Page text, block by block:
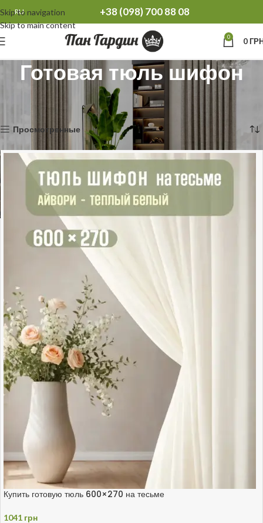
Skip to navigation
Skip to main content
RU +38 (098) 700 88 08
0 0
Готовая тюль шифон
Готовая тюль шифон
Отображение 1–12 из 40
Просмотренные
Купить готовую тюль 600×270 на тесьме
1041 грн